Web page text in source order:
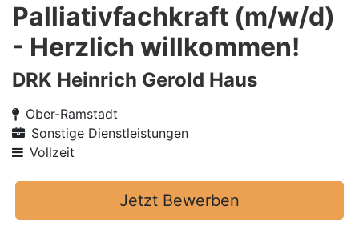
Palliativfachkraft (m/w/d)
- Herzlich willkommen!
DRK Heinrich Gerold Haus
Ober-Ramstadt
Sonstige Dienstleistungen
Vollzeit
Jetzt Bewerben